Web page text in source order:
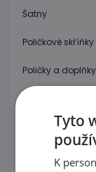
Šatny
Poličkové skříňky
Poličky a doplňky
Stoly a židličky
Tyto
K